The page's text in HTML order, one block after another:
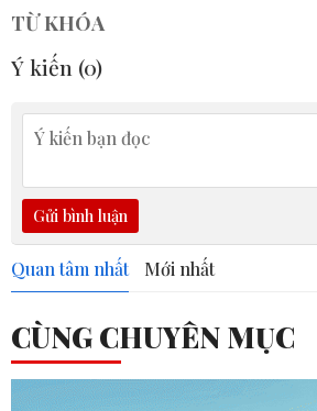
TỪ KHÓA
Ý kiến (0)
Gửi bình luận
Quan tâm nhất Mới nhất
CÙNG CHUYÊN MỤC